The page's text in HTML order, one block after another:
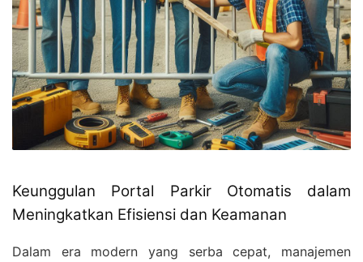
Keunggulan Portal Parkir Otomatis dalam
Meningkatkan Efisiensi dan Keamanan
Dalam era modern yang serba cepat, manajemen